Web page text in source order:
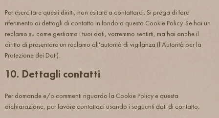
Per esercitare questi diritti, non esitate a contattarci. Si prega di fare
riferimento ai dettagli di contatto in fondo a questa Cookie Policy. Se hai un
reclamo su come gestiamo i tuoi dati, vorremmo sentirti, ma hai anche il
diritto di presentare un reclamo all'autorità di vigilanza (l'Autorità per la
Protezione dei Dati).
10. Dettagli contatti
Per domande e/o commenti riguardo la Cookie Policy e questa
dichiarazione, per favore contattaci usando i seguenti dati di contatto: